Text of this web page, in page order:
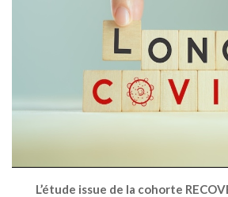
L’étude issue de la cohorte